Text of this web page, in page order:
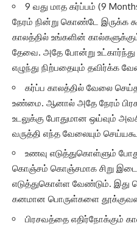
9 வது மாத கர்ப்பம் (9
நேரம் நின்று கொண்டே இருக்க
காலத்தில் உங்களின்
தேவை. அதே போன்று
எழுந்து நிற்பதையும் தவிர்க்க
கர்ப்ப காலத்தில் வேலை
உண்மை. ஆனால் அதே நேரம்
உடலுக்கு போதுமான ஒய்வும்
வருத்தி எந்த வேலையும்
உணவு எடுத்துகொள்ளும் போது
கொஞ்சம் கொஞ்சமாக சிறு
எடுத்துகொள்ள வேண்டும். இது
கனமான பொருள்களை
பிரசவத்தை எதிர்நோக்கும்